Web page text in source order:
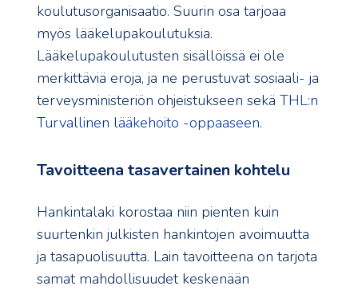
koulutusorganisaatio. Suurin osa tarjoaa
myös lääkelupakoulutuksia.
Lääkelupakoulutusten sisällöissä ei ole
merkittäviä eroja, ja ne perustuvat sosiaali- ja
terveysministeriön ohjeistukseen sekä THL:n
Turvallinen lääkehoito -oppaaseen.
Tavoitteena tasavertainen kohtelu
Hankintalaki korostaa niin pienten kuin
suurtenkin julkisten hankintojen avoimuutta
ja tasapuolisuutta. Lain tavoitteena on tarjota
samat mahdollisuudet keskenään